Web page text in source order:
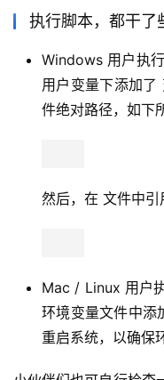
执行脚本，都干了
Windows 用户执
用户变量下添加
件绝对路径，如下
然后，在 文件中引
Mac / Linux 用户
环境变量文件中添
重启系统，以确保